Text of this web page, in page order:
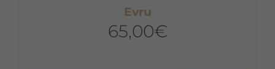
Evru
65,00€